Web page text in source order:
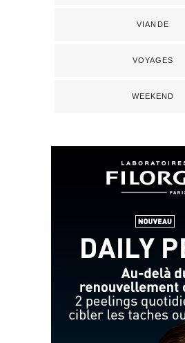
VIANDE
VOYAGES
WEEKEND